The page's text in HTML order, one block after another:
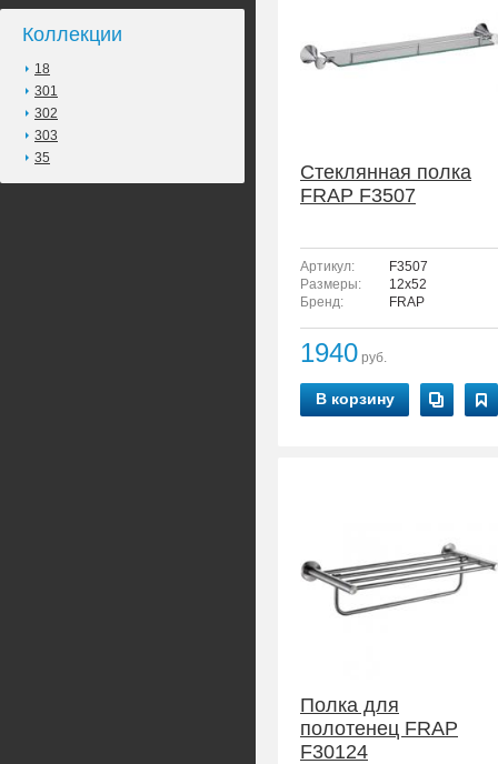
Коллекции
18
301
302
303
35
Стеклянная полка
FRAP F3507
Артикул:
F3507
Размеры:
12х52
Бренд:
FRAP
1940 руб.
В корзину
Полка для
полотенец FRAP
F30124